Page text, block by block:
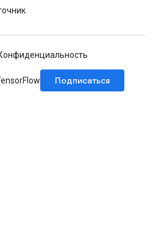
Подписаться